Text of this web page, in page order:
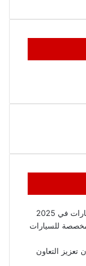
للسيارات
تعزيز التعاون